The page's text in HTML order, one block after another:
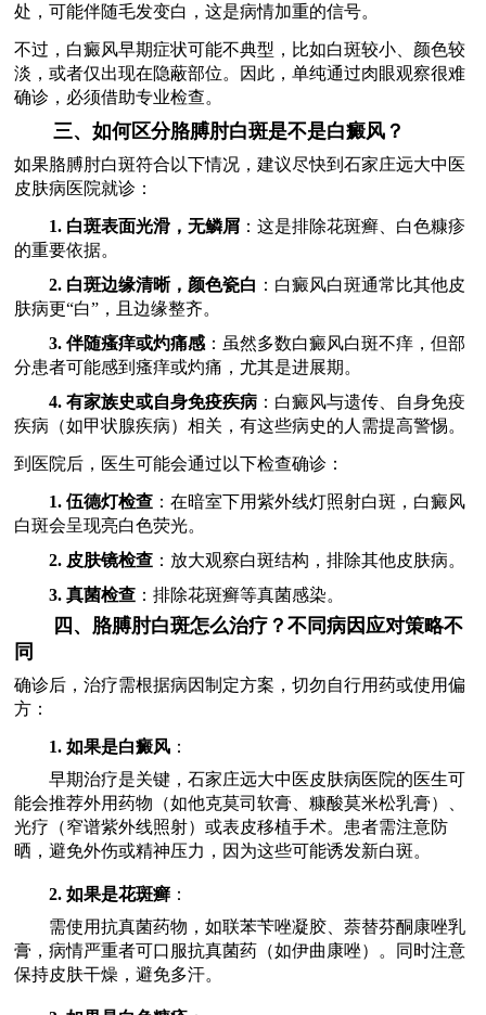
处，可能伴随毛发变白，这是病情加重的信号。
不过，白癜风早期症状可能不典型，比如白斑较小、颜色较
淡，或者仅出现在隐蔽部位。因此，单纯通过肉眼观察很难
确诊，必须借助专业检查。
三、如何区分胳膊肘白斑是不是白癜风？
如果胳膊肘白斑符合以下情况，建议尽快到石家庄远大中医
皮肤病医院就诊：
1. 白斑表面光滑，无鳞屑 ：这是排除花斑癣、白色糠疹
的重要依据。
2. 白斑边缘清晰，颜色瓷白 ：白癜风白斑通常比其他皮
肤病更“白”，且边缘整齐。
3. 伴随瘙痒或灼痛感 ：虽然多数白癜风白斑不痒，但部
分患者可能感到瘙痒或灼痛，尤其是进展期。
4. 有家族史或自身免疫疾病 ：白癜风与遗传、自身免疫
疾病（如甲状腺疾病）相关，有这些病史的人需提高警惕。
到医院后，医生可能会通过以下检查确诊：
1. 伍德灯检查 ：在暗室下用紫外线灯照射白斑，白癜风
白斑会呈现亮白色荧光。
2. 皮肤镜检查 ：放大观察白斑结构，排除其他皮肤病。
3. 真菌检查 ：排除花斑癣等真菌感染。
四、胳膊肘白斑怎么治疗？不同病因应对策略不
同
确诊后，治疗需根据病因制定方案，切勿自行用药或使用偏
方：
1. 如果是白癜风 ：
早期治疗是关键，石家庄远大中医皮肤病医院的医生可
能会推荐外用药物（如他克莫司软膏、糠酸莫米松乳膏）、
光疗（窄谱紫外线照射）或表皮移植手术。患者需注意防
晒，避免外伤或精神压力，因为这些可能诱发新白斑。
2. 如果是花斑癣 ：
需使用抗真菌药物，如联苯苄唑凝胶、萘替芬酮康唑乳
膏，病情严重者可口服抗真菌药（如伊曲康唑）。同时注意
保持皮肤干燥，避免多汗。